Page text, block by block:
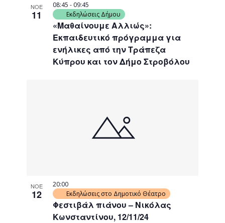
ΝΟΕ
11
«Μαθαίνουμε Αλλιώς»:
Εκπαιδευτικό πρόγραμμα για
ενήλικες από την Τράπεζα
Κύπρου και τον Δήμο Στροβόλου
08:45- 09:45
Εκδηλώσεις Δήμου
ΝΟΕ
12
Φεστιβάλ πιάνου – Νικόλας
Κωνσταντίνου, 12/11/24
20:00
Εκδηλώσεις στο Δημοτικό Θέατρο